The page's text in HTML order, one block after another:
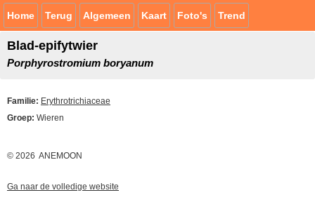
Home Terug Algemeen Kaart Foto's Trend
Blad-epifytwier
Porphyrostromium boryanum
Familie: Erythrotrichiaceae
Groep: Wieren
© 2026 ANEMOON
Ga naar de volledige website